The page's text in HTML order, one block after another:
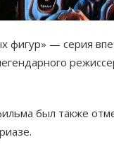
фигур» — серия
был также